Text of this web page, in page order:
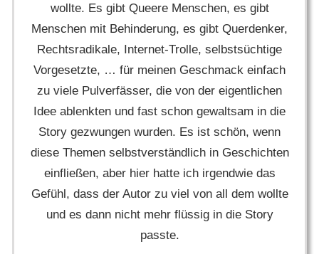
wollte. Es gibt Queere Menschen, es gibt
Menschen mit Behinderung, es gibt Querdenker,
Rechtsradikale, Internet-Trolle, selbstsüchtige
Vorgesetzte, … für meinen Geschmack einfach
zu viele Pulverfässer, die von der eigentlichen
Idee ablenkten und fast schon gewaltsam in die
Story gezwungen wurden. Es ist schön, wenn
diese Themen selbstverständlich in Geschichten
einfließen, aber hier hatte ich irgendwie das
Gefühl, dass der Autor zu viel von all dem wollte
und es dann nicht mehr flüssig in die Story
passte.